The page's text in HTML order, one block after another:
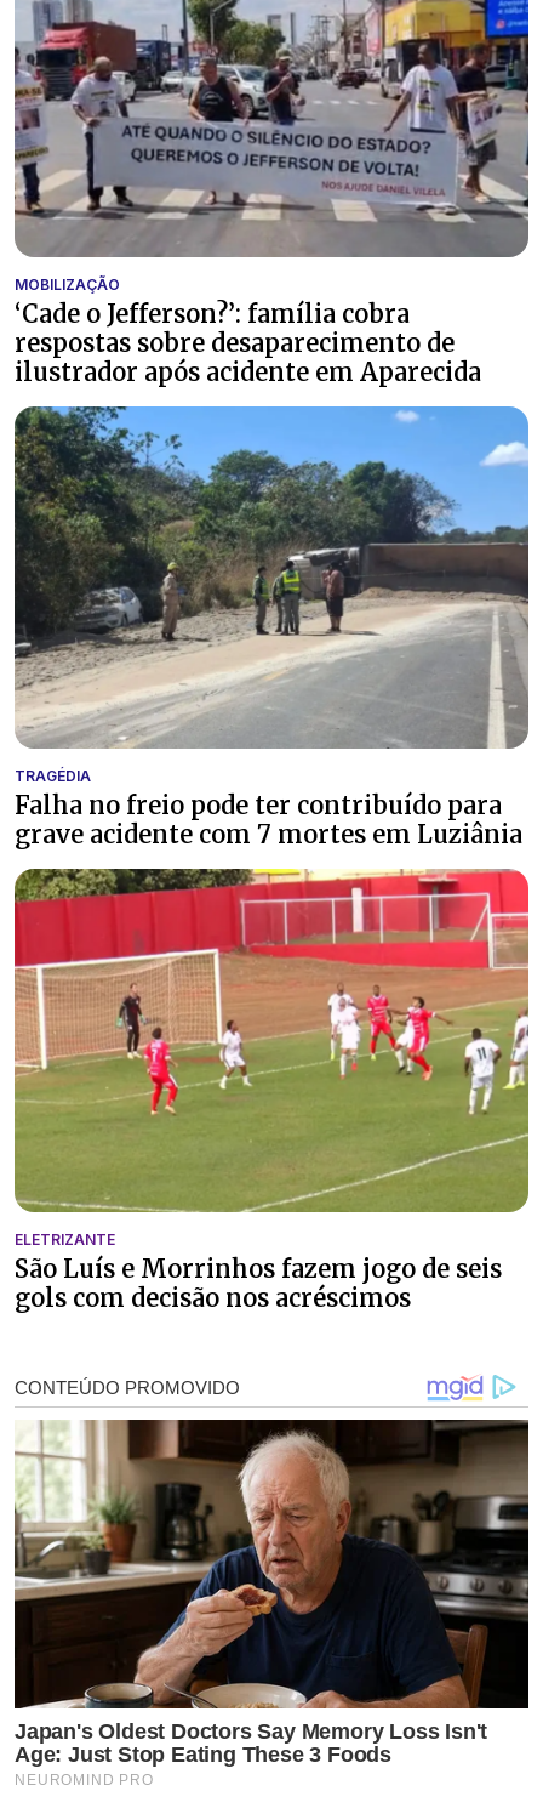
MOBILIZAÇÃO
‘Cade o Jefferson?’: família cobra
respostas sobre desaparecimento de
ilustrador após acidente em Aparecida
TRAGÉDIA
Falha no freio pode ter contribuído para
grave acidente com 7 mortes em Luziânia
ELETRIZANTE
São Luís e Morrinhos fazem jogo de seis
gols com decisão nos acréscimos